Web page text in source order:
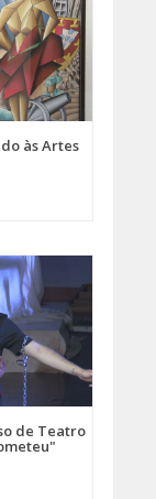
às Artes
de Teatro